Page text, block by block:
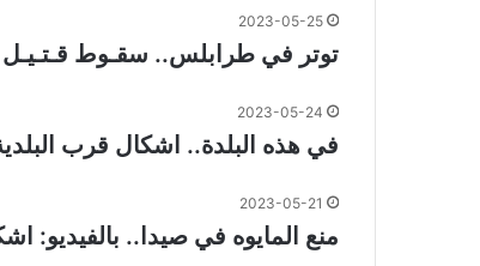
2023-05-25
توتر في طرابلس.. سقـوط قـتـيـل
2023-05-24
في هذه البلدة.. اشكال قرب
2023-05-21
منع المايوه في صيدا.. بالفيديو: